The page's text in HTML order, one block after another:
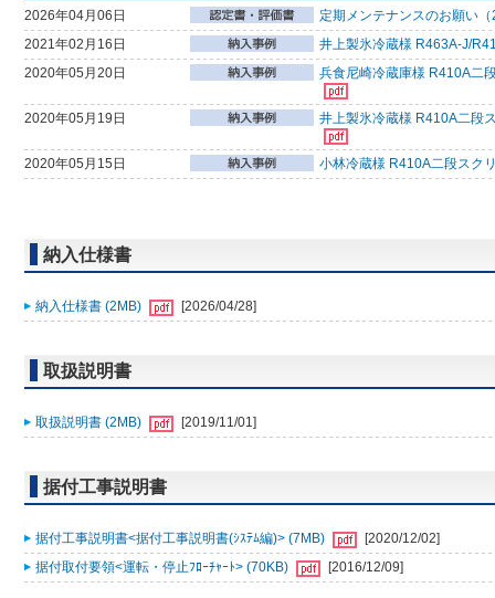
2026年04月06日
定期メンテナンスのお願い
2021年02月16日
井上製氷冷蔵様 R463A-J/
2020年05月20日
兵食尼崎冷蔵庫様 R410A二
2020年05月19日 井上製氷冷蔵様 R410A二段
2020年05月15日 小林冷蔵様 R410A二段スク
納入仕様書
納入仕様書 (2MB) [2026/04/28]
取扱説明書
取扱説明書 (2MB) [2019/11/01]
据付工事説明書
据付工事説明書<据付工事説明書(ｼｽﾃﾑ編)> (7MB)
[2020/12/02]
据付取付要領<運転・停止ﾌﾛｰﾁｬｰﾄ> (70KB)
[2016/12/09]